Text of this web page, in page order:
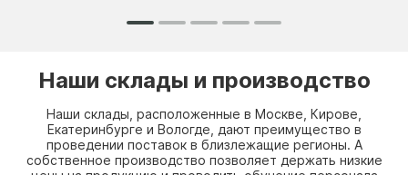
Наши склады и производство
Наши склады, расположенные в Москве, Кирове,
Екатеринбурге и Вологде, дают преимущество в
проведении поставок в близлежащие регионы. А
собственное производство позволяет держать низкие